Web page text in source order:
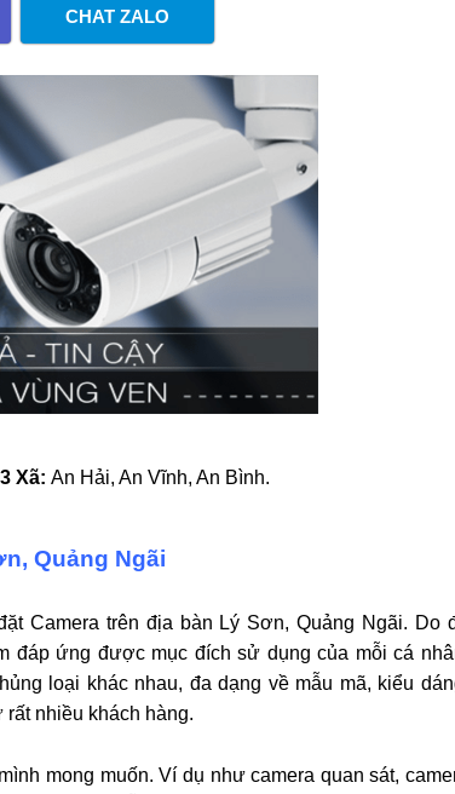
CHAT ZALO
Xã: An Hải, An Vĩnh, An Bình.
Quảng Ngãi
Camera trên địa bàn Lý Sơn, Quảng Ngãi. Do
đáp ứng được mục đích sử dụng của mỗi cá
loại khác nhau, đa dạng về mẫu mã, kiểu
nhiều khách hàng.
mong muốn. Ví dụ như camera quan sát,